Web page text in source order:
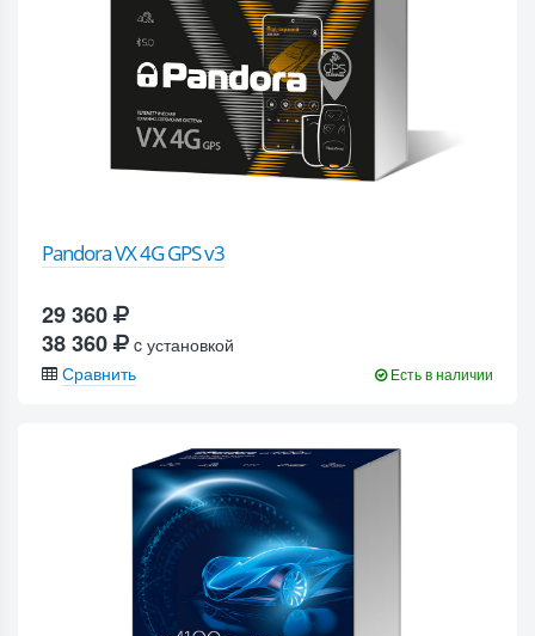
Pandora VX 4G GPS v3
29 360
38 360
c установкой
Сравнить
Есть в наличии